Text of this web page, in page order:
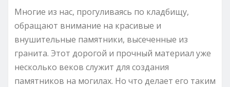
Многие из нас, прогуливаясь по кладбищу,
обращают внимание на красивые и
внушительные памятники, высеченные из
гранита. Этот дорогой и прочный материал уже
несколько веков служит для создания
памятников на могилах. Но что делает его таким